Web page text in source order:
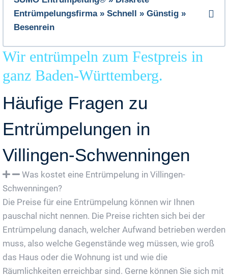
Entrümpelungsfirma » Schnell » Günstig »
Besenrein
Wir entrümpeln zum Festpreis in
ganz Baden-Württemberg.
Häufige Fragen zu
Entrümpelungen in
Villingen-Schwenningen
Was kostet eine Entrümpelung in Villingen-
Schwenningen?
Die Preise für eine Entrümpelung können wir Ihnen
pauschal nicht nennen. Die Preise richten sich bei der
Entrümpelung danach, welcher Aufwand betrieben werden
muss, also welche Gegenstände weg müssen, wie groß
das Haus oder die Wohnung ist und wie die
Räumlichkeiten erreichbar sind. Gerne können Sie sich mit